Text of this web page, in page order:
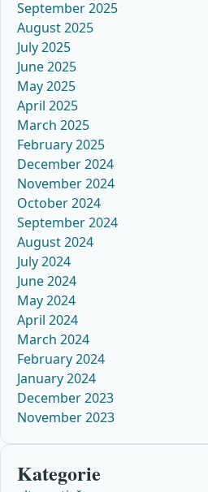
September 2025
August 2025
July 2025
June 2025
May 2025
April 2025
March 2025
February 2025
December 2024
November 2024
October 2024
September 2024
August 2024
July 2024
June 2024
May 2024
April 2024
March 2024
February 2024
January 2024
December 2023
November 2023
Kategorie